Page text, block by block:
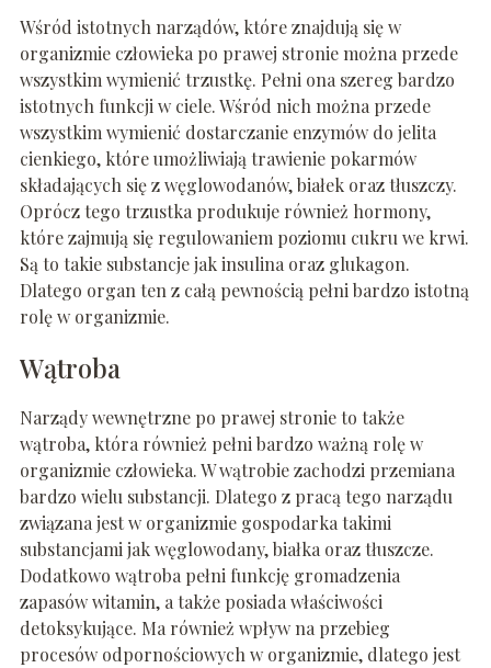
Wśród istotnych narządów, które znajdują się w
organizmie człowieka po prawej stronie można przede
wszystkim wymienić trzustkę. Pełni ona szereg bardzo
istotnych funkcji w ciele. Wśród nich można przede
wszystkim wymienić dostarczanie enzymów do jelita
cienkiego, które umożliwiają trawienie pokarmów
składających się z węglowodanów, białek oraz tłuszczy.
Oprócz tego trzustka produkuje również hormony,
które zajmują się regulowaniem poziomu cukru we krwi.
Są to takie substancje jak insulina oraz glukagon.
Dlatego organ ten z całą pewnością pełni bardzo istotną
rolę w organizmie.
Wątroba
Narządy wewnętrzne po prawej stronie to także
wątroba, która również pełni bardzo ważną rolę w
organizmie człowieka. W wątrobie zachodzi przemiana
bardzo wielu substancji. Dlatego z pracą tego narządu
związana jest w organizmie gospodarka takimi
substancjami jak węglowodany, białka oraz tłuszcze.
Dodatkowo wątroba pełni funkcję gromadzenia
zapasów witamin, a także posiada właściwości
detoksykujące. Ma również wpływ na przebieg
procesów odpornościowych w organizmie, dlatego jest